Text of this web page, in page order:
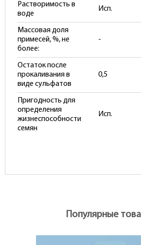
Растворимость в
воде
Исп.
Массовая доля
примесей, %, не
более:
-
Остаток после
прокаливания в
виде сульфатов
0,5
Пригодность для
определения
жизнеспособности
семян
Исп.
Популярные